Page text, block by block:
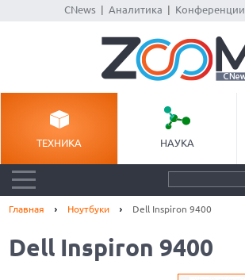
CNews| Аналитика Конференции
ТЕХНИКА НАУКА
Главная Ноутбуки Dell Inspiron 9400
Dell Inspiron 9400